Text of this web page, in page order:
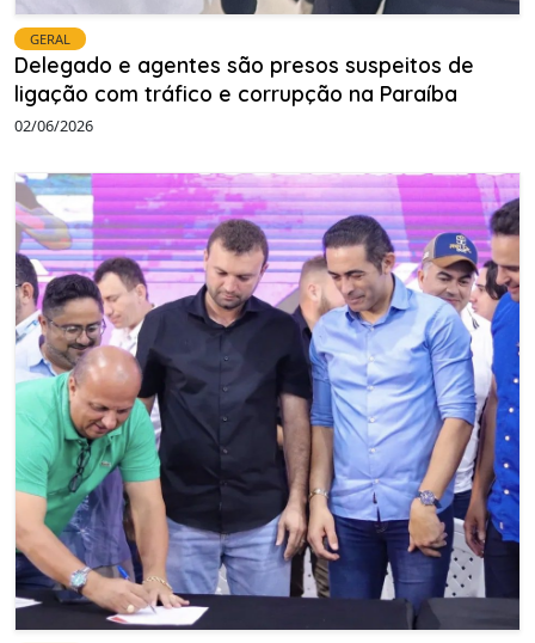
GERAL
Delegado e agentes são presos suspeitos de
ligação com tráfico e corrupção na Paraíba
02/06/2026